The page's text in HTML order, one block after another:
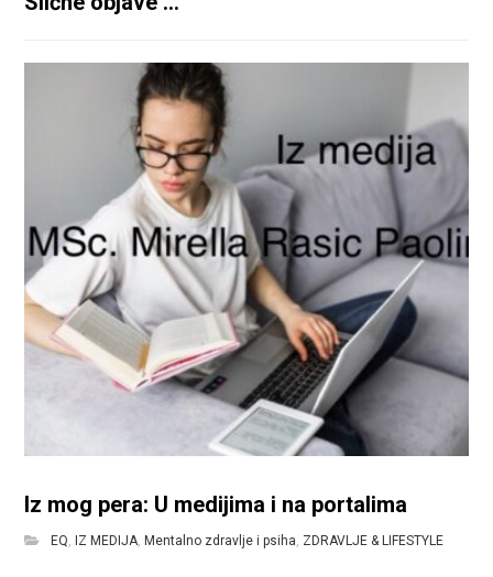
Iz mog pera: U medijima i na portalima
EQ, IZ MEDIJA, Mentalno zdravlje i psiha, ZDRAVLJE & LIFESTYLE